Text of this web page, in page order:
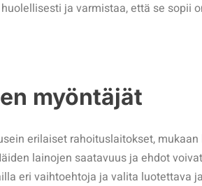
ja varmistaa, että se sopii
myöntäjät
erilaiset rahoituslaitokset,
lainojen saatavuus ja ehdot
eri vaihtoehtoja ja valita luotettava